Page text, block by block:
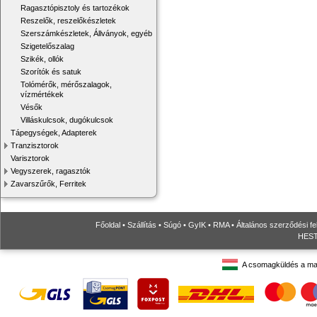
Ragasztópisztoly és tartozékok
Reszelők, reszelőkészletek
Szerszámkészletek, Állványok, egyéb
Szigetelőszalag
Szikék, ollók
Szorítók és satuk
Tolómérők, mérőszalagok,
vízmértékek
Vésők
Villáskulcsok, dugókulcsok
Tápegységek, Adapterek
Tranzisztorok
Varisztorok
Vegyszerek, ragasztók
Zavarszűrők, Ferritek
Főoldal • Szállítás • Súgó • GyIK • RMA• Általános szerződési
A csomagküldés a